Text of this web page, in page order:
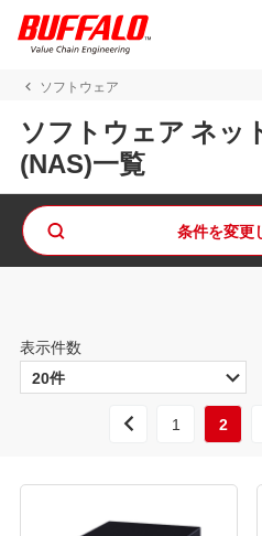
ソフトウェア
ソフトウェア ネッ
(NAS)一覧
条件を変更
表示件数
1 2